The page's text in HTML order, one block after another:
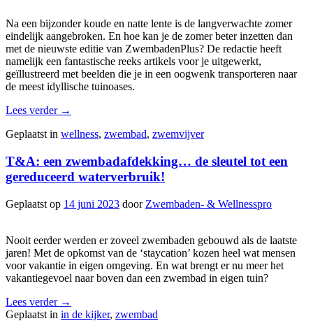
Na een bijzonder koude en natte lente is de langverwachte zomer
eindelijk aangebroken. En hoe kan je de zomer beter inzetten dan
met de nieuwste editie van ZwembadenPlus? De redactie heeft
namelijk een fantastische reeks artikels voor je uitgewerkt,
geïllustreerd met beelden die je in een oogwenk transporteren naar
de meest idyllische tuinoases.
Lees verder →
Geplaatst in wellness, zwembad, zwemvijver
T&A: een zwembadafdekking… de sleutel tot een
gereduceerd waterverbruik!
Geplaatst op 14 juni 2023 door Zwembaden- & Wellnesspro
Nooit eerder werden er zoveel zwembaden gebouwd als de laatste
jaren! Met de opkomst van de ‘staycation’ kozen heel wat mensen
voor vakantie in eigen omgeving. En wat brengt er nu meer het
vakantiegevoel naar boven dan een zwembad in eigen tuin?
Lees verder →
Geplaatst in in de kijker, zwembad